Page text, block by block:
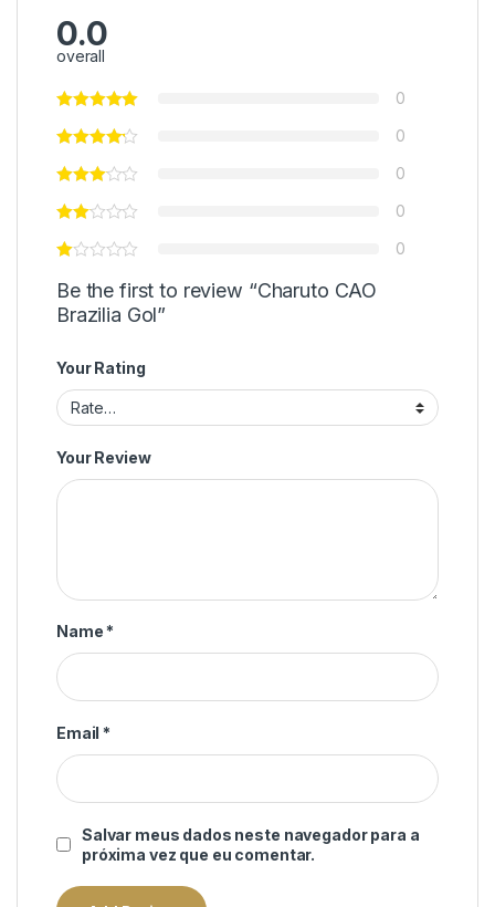
0.0
overall
0
0
0
0
0
Be the first to review “Charuto CAO
Brazilia Gol”
Your Rating
Your Review
Name *
Email *
Salvar meus dados neste navegador para a
próxima vez que eu comentar.